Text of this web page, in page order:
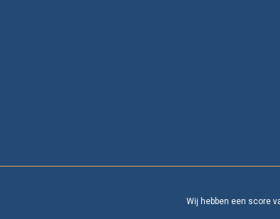
Wij hebben een score